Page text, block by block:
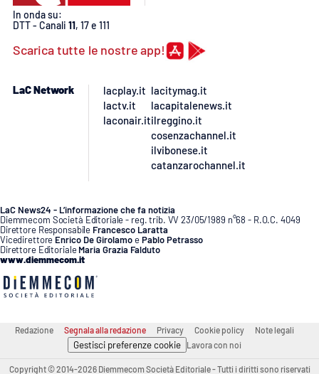
In onda su:
DTT - Canali 11, 17 e 111
Scarica tutte le nostre app!
LaC Network
lacplay.it
lactv.it
laconair.it
lacitymag.it
lacapitalenews.it
ilreggino.it
cosenzachannel.it
ilvibonese.it
catanzarochannel.it
LaC News24 - L’informazione che fa notizia
Diemmecom Società Editoriale - reg. trib. VV 23/05/1989 n°68 - R.O.C. 4049
Direttore Responsabile Francesco Laratta
Vicedirettore Enrico De GirolamoePablo Petrasso
Direttore Editoriale Maria Grazia Falduto
www.diemmecom.it
Redazione Segnala alla redazione Privacy Cookie policy Note legali
Gestisci preferenze cookie Lavora con noi
Copyright © 2014-2026 Diemmecom Società Editoriale - Tutti i diritti sono riservati